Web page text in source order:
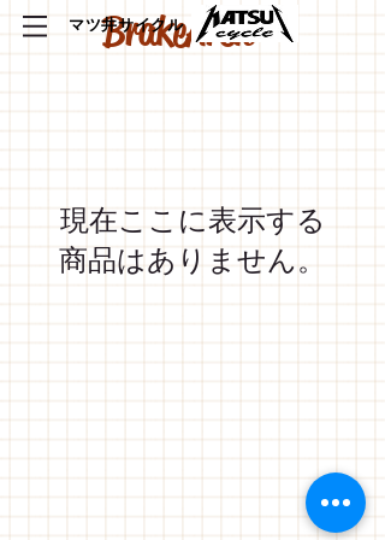
​マツ井サイクル
BrakeArch
現在ここに表示する
商品はありません。